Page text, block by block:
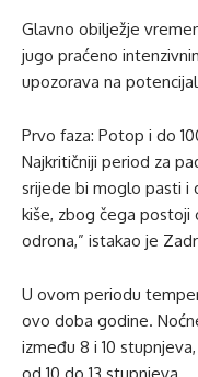
Glavno obilježje
jugo praćeno
upozorava na
Prvo faza: Potop i do
Najkritičniji period za
srijede bi moglo pasti i
kiše, zbog čega
odrona,” istakao je
U ovom periodu
ovo doba godine.
između 8 i 10
od 10 do 13 stupnjeva.